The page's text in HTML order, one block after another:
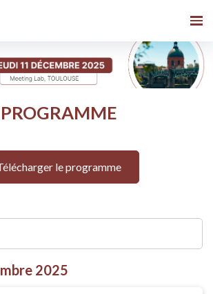
PROGRAMME
le programme
2025